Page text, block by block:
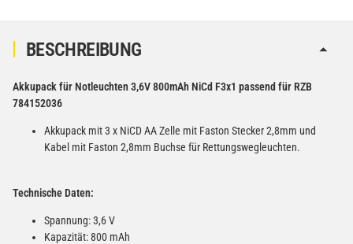
BESCHREIBUNG
Akkupack für Notleuchten 3,6V 800mAh NiCd F3x1 passend für RZB
784152036
Akkupack mit 3 x NiCD AA Zelle mit Faston Stecker 2,8mm und
Kabel mit Faston 2,8mm Buchse für Rettungswegleuchten.
Technische Daten:
Spannung: 3,6 V
Kapazität: 800 mAh